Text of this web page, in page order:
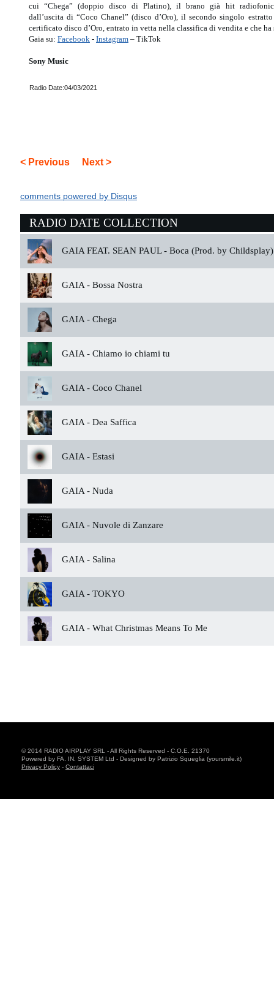
cui “Chega” (doppio disco di Platino), il brano già hit
dall’uscita di “Coco Chanel” (disco d’Oro), il secondo singolo
certificato disco d’Oro, entrato in vetta nella classifica di vendita e che
Gaia su: Facebook - Instagram – TikTok
Sony Music
Radio Date:04/03/2021
< Previous Next >
comments powered by Disqus
RADIO DATE COLLECTION
GAIA FEAT. SEAN PAUL - Boca (Prod. by Childsplay)
GAIA - Bossa Nostra
GAIA - Chega
GAIA - Chiamo io chiami tu
GAIA - Coco Chanel
GAIA - Dea Saffica
GAIA - Estasi
GAIA - Nuda
GAIA - Nuvole di Zanzare
GAIA - Salina
GAIA - TOKYO
GAIA - What Christmas Means To Me
© 2014 RADIO AIRPLAY SRL - All Rights Reserved - C.O.E. 21370
Powered by FA. IN. SYSTEM Ltd - Designed by Patrizio Squeglia (yoursmile.it)
Privacy Policy - Contattaci